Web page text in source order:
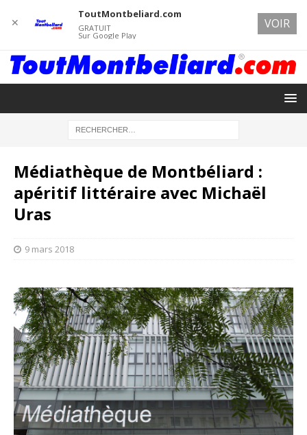
Médiathèque de Montbéliard :
apéritif littéraire avec Michaël
Uras
9 mars 2018
✕
ToutMontbeliard.com
GRATUIT
Sur Google Play
VOIR